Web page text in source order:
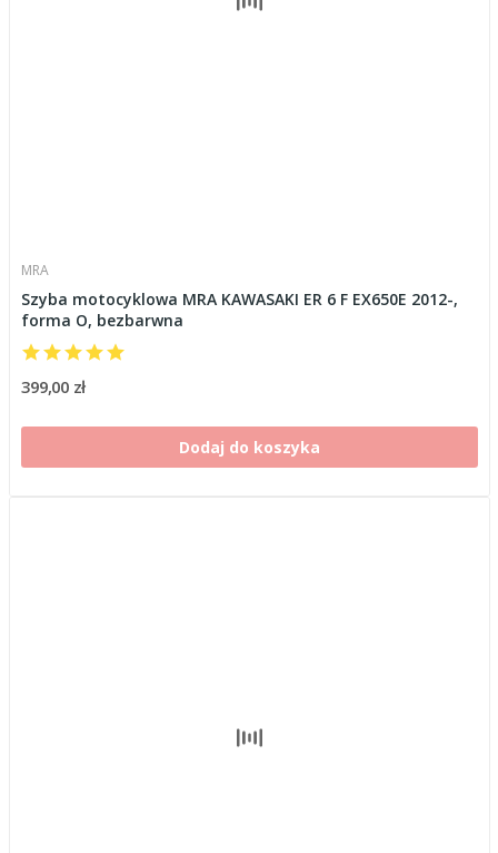
MRA
Szyba motocyklowa MRA KAWASAKI ER 6 F EX650E 2012-,
forma O, bezbarwna
399,00 zł
Dodaj do koszyka